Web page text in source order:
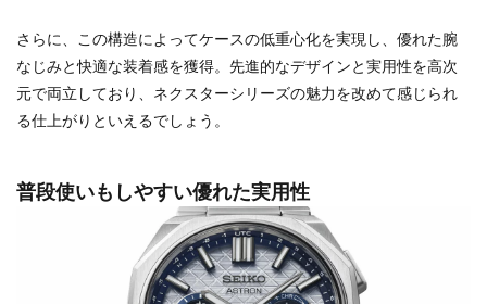
さらに、この構造によってケースの低重心化を実現し、優れた腕
なじみと快適な装着感を獲得。先進的なデザインと実用性を高次
元で両立しており、ネクスターシリーズの魅力を改めて感じられ
る仕上がりといえるでしょう。
普段使いもしやすい優れた実用性